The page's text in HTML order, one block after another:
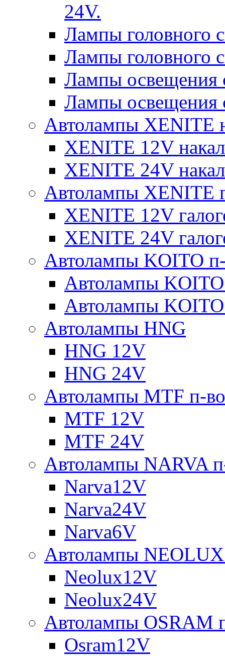
24V.
Лампы головного
Лампы головного
Лампы освещения
Лампы освещения
Автолампы XENITE
XENITE 12V
XENITE 24V
Автолампы XENITE
XENITE 12V
XENITE 24V
Автолампы KOITO
Автолампы
Автолампы
Автолампы HNG
HNG 12V
HNG 24V
Автолампы MTF п-
MTF 12V
MTF 24V
Автолампы NARVA
Narva12V
Narva24V
Narva6V
Автолампы
Neolux12V
Neolux24V
Автолампы OSRAM
Osram12V